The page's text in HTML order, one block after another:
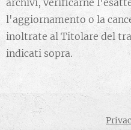
archivi, verificarne
l'aggiornamento o la
inoltrate al Titolare del
indicati sopra.